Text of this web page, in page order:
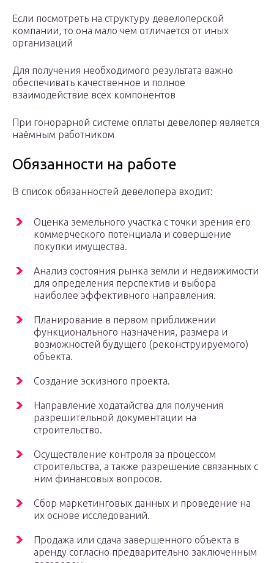
Если посмотреть на структуру девелоперской
компании, то она мало чем отличается от иных
организаций
Для получения необходимого результата важно
обеспечивать качественное и полное
взаимодействие всех компонентов
При гонорарной системе оплаты девелопер является
наёмным работником
Обязанности на работе
В список обязанностей девелопера входит:
Оценка земельного участка с точки зрения его
коммерческого потенциала и совершение
покупки имущества.
Анализ состояния рынка земли и недвижимости
для определения перспектив и выбора
наиболее эффективного направления.
Планирование в первом приближении
функционального назначения, размера и
возможностей будущего (реконструируемого)
объекта.
Создание эскизного проекта.
Направление ходатайства для получения
разрешительной документации на
строительство.
Осуществление контроля за процессом
строительства, а также разрешение связанных с
ним финансовых вопросов.
Сбор маркетинговых данных и проведение на
их основе исследований.
Продажа или сдача завершенного объекта в
аренду согласно предварительно заключенным